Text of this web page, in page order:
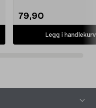
79,90
Legg i handlekurv